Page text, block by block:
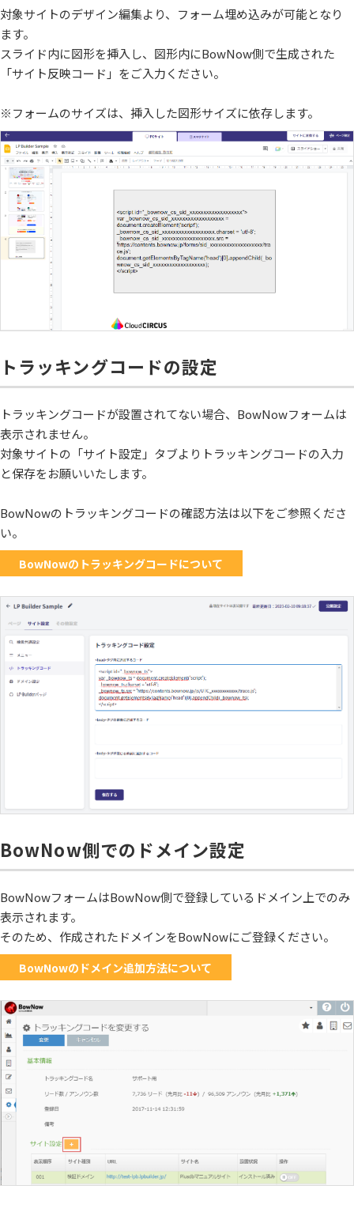
対象サイトのデザイン編集より、フォーム埋め込みが可能となり
ます。
スライド内に図形を挿入し、図形内にBowNow側で生成された
「サイト反映コード」をご入力ください。
※フォームのサイズは、挿入した図形サイズに依存します。
トラッキングコードの設定
トラッキングコードが設置されてない場合、BowNowフォームは
表示されません。
対象サイトの「サイト設定」タブよりトラッキングコードの入力
と保存をお願いいたします。
BowNowのトラッキングコードの確認方法は以下をご参照くださ
い。
BowNowのトラッキングコードについて
BowNow側でのドメイン設定
BowNowフォームはBowNow側で登録しているドメイン上でのみ
表示されます。
そのため、作成されたドメインをBowNowにご登録ください。
BowNowのドメイン追加方法について